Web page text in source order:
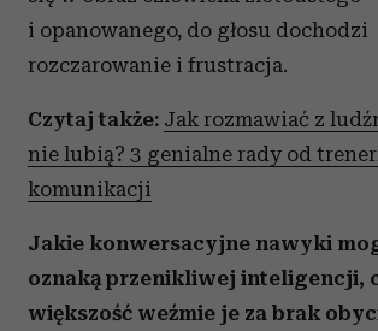
i opanowanego, do głosu dochodzi
rozczarowanie i frustracja.
Czytaj także: Jak rozmawiać z
nie lubią? 3 genialne rady od
komunikacji
Jakie konwersacyjne nawyki
oznaką przenikliwej inteligencji,
większość weźmie je za brak